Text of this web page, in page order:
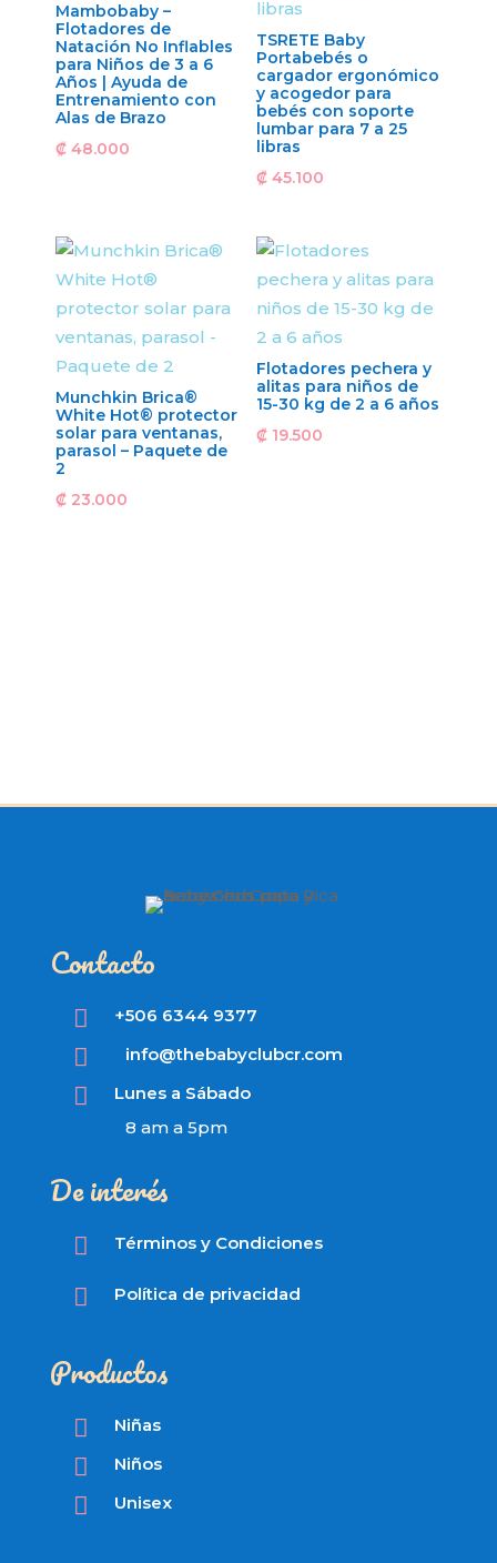
Mambobaby –
Flotadores de
Natación No Inflables
para Niños de 3 a 6
Años | Ayuda de
Entrenamiento con
Alas de Brazo
₡ 48.000
TSRETE Baby
Portabebés o
cargador ergonómico
y acogedor para
bebés con soporte
lumbar para 7 a 25
libras
₡45.100
Munchkin Brica®
White Hot® protector
solar para ventanas,
parasol – Paquete de
2
₡ 23.000
Flotadores pechera y
alitas para niños de
15-30 kg de 2 a 6 años
₡19.500
Contacto
 +506 6344 9377
 info@thebabyclubcr.com

Lunes a Sábado
8 am a 5pm
De interés
 Términos y Condiciones
 Política de privacidad
Productos
 Niñas
 Niños
 Unisex